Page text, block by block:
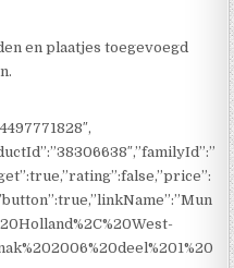
en plaatjes toegevoegd